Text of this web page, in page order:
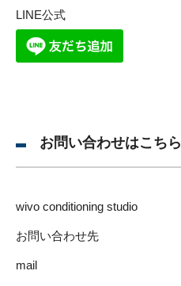
LINE公式
お問い合わせはこち
wivo conditioning studio
お問い合わせ先
mail